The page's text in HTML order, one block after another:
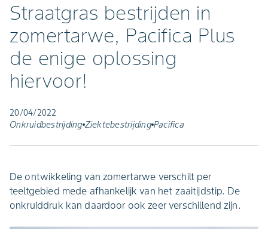
Straatgras bestrijden in
zomertarwe, Pacifica Plus
de enige oplossing
hiervoor!
20/04/2022
Onkruidbestrijding Ziektebestrijding Pacifica
De ontwikkeling van zomertarwe verschilt per
teeltgebied mede afhankelijk van het zaaitijdstip. De
onkruiddruk kan daardoor ook zeer verschillend zijn.